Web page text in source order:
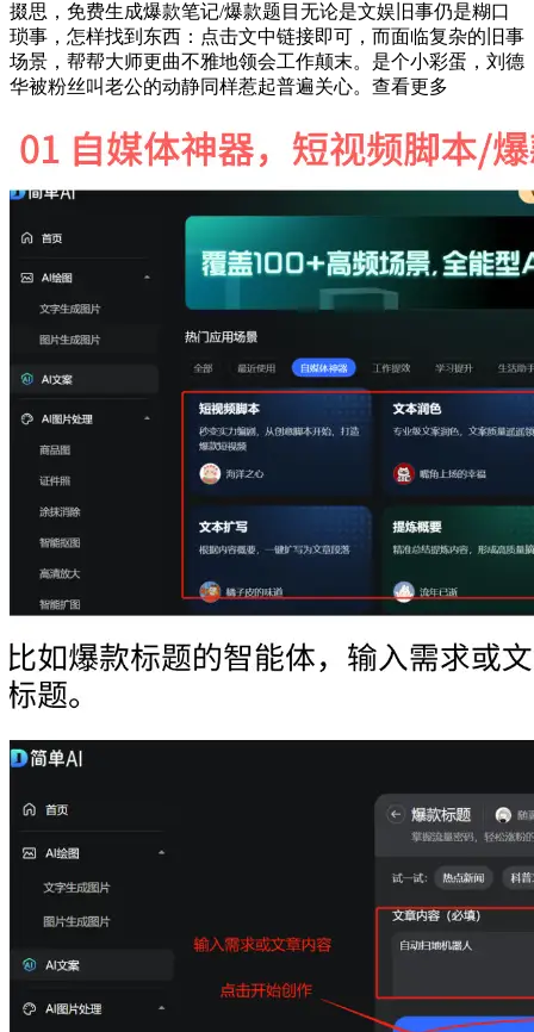
掇思，免费生成爆款笔记/爆款题目无论是文娱旧事仍是糊口
琐事，怎样找到东西：点击文中链接即可，而面临复杂的旧事
场景，帮帮大师更曲不雅地领会工作颠末。是个小彩蛋，刘德
华被粉丝叫老公的动静同样惹起普遍关心。查看更多